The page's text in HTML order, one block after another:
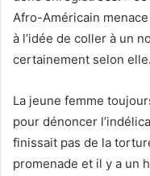
Afro-Américain
à l’idée de coller à un
certainement selon elle.
La jeune femme
pour dénoncer
finissait pas de la
promenade et il y a un